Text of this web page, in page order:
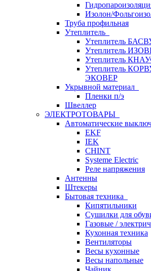
Изолон/
Труба профильная
Утеплитель
Утеплитель
Утеплитель
Утеплитель
Утеплитель
ЭКОВЕР
Укрывной материал
Пленки п/э
Швеллер
ЭЛЕКТРОТОВАРЫ
Автоматические
EKF
IEK
CHINT
Systeme Electric
Реле напряжения
Антенны
Штекеры
Бытовая техника
Кипятильники
Сушилки для
Газовые /
Кухонная техника
Вентиляторы
Весы кухонные
Весы напольные
Чайник